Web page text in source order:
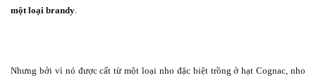
một loại brandy
Nhưng bởi vì nó được cất từ một loại nho đặc biệt trồng ở hạt Cognac, nho